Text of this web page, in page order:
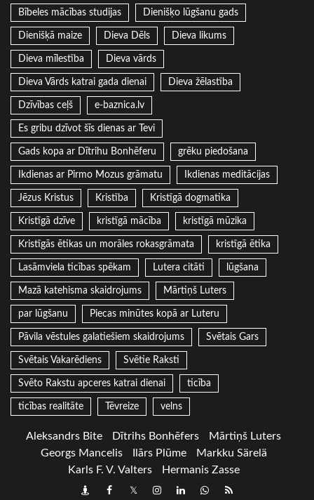
Bībeles mācības studijas Dienišķo lūgšanu gads
Dienišķā maize Dieva Dēls Dieva likums
Dieva mīlestība Dieva vārds
Dieva Vārds katrai gada dienai Dieva žēlastība
Dzīvības ceļš e-baznica.lv
Es gribu dzīvot šīs dienas ar Tevi
Gads kopa ar Dītrihu Bonhēferu grēku piedošana
Ikdienas ar Pirmo Mozus grāmatu Ikdienas meditācijas
Jēzus Kristus Kristība Kristīgā dogmatika
Kristīgā dzīve kristīgā mācība kristīgā mūzika
Kristīgās ētikas un morāles rokasgrāmata kristīgā ētika
Lasāmviela ticības spēkam Lutera citāti lūgšana
Mazā katehisma skaidrojums Mārtiņš Luters
par lūgšanu Piecas minūtes kopā ar Luteru
Pāvila vēstules galatiešiem skaidrojums Svētais Gars
Svētais Vakarēdiens Svētie Raksti
Svēto Rakstu apceres katrai dienai ticība
ticības realitāte Tēvreize velns
Aleksandrs Bite Dītrihs Bonhēfers
Mārtiņš Luters
Georgs Mancelis
Ilārs Plūme
Markku Särelä
Karls F. V. Valters
Hermanis Zasse
DraugiemFacebook
TwitterInstagram
LinkedInwhatsapp
RSS